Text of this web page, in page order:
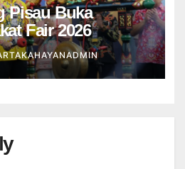
Pisau Buka
Fair 2026